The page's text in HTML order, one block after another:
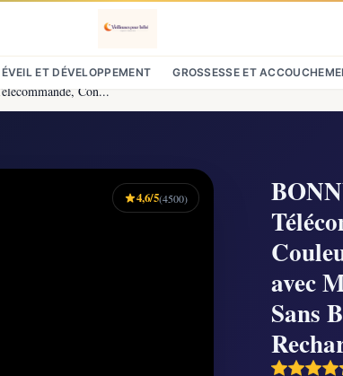
ÉVEIL ET DÉVELOPPEMENT GROSSESSE ET
Con...
4,6/5(4500)
avec
Sans